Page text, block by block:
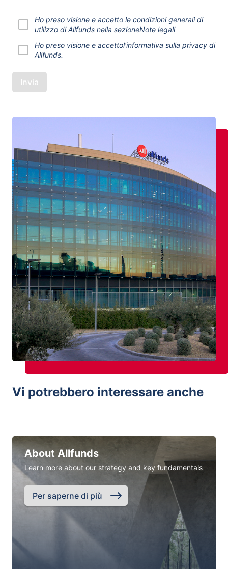
Ho preso visione e accetto le condizioni generali di
utilizzo di Allfunds nella sezioneNote legali
Ho preso visione e accettol'informativa sulla privacy di
Allfunds.
Invia
Vi potrebbero interessare anche
About Allfunds
Learn more about our strategy and key fundamentals
Per saperne di più